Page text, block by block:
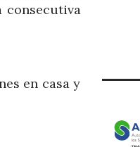
consecutiva
en casa y